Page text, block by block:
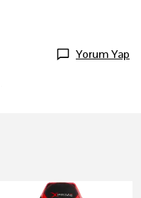
Yorum Yap